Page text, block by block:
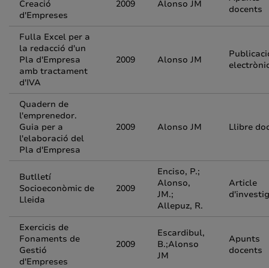
Creació
d'Empreses
2009 Alonso JM
docents
Fulla Excel per a
la redacció d'un
Pla d'Empresa
amb tractament
d'IVA
2009 Alonso JM
Quadern de
l'emprenedor.
Guia per a
l'elaboració del
Pla d'Empresa
2009 Alonso JM Llibre
Butlletí
Socioeconòmic de
Lleida
2009
Enciso, P.;
Alonso,
JM.;
Allepuz, R.
Article
Exercicis de
Fonaments de
Gestió
d'Empreses
2009
Escardibul,
B.;Alonso
JM
Apunts
docents